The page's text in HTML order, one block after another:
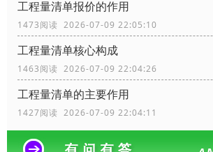
工程量清单报价的作用
1473阅读 2026-07-09 22:05:10
工程量清单核心构成
1463阅读 2026-07-09 22:04:26
工程量清单的主要作用
1427阅读 2026-07-09 22:04:11